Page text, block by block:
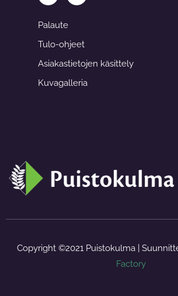
c
b
o
k
f
s
a
Palaute
Tulo-ohjeet
Asiakastietojen käsittely
Kuvagalleria
Copyright ©2021 Puistokulma |
Factory